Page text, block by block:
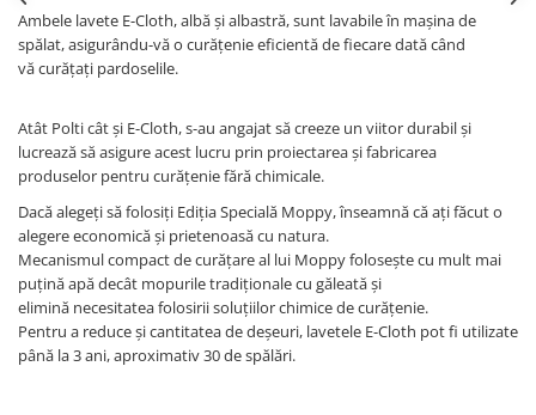
Ambele lavete E-Cloth, albă și albastră, sunt lavabile în mașina de
spălat, asigurându-vă o curățenie eficientă de fiecare dată când
vă curățați pardoselile.
Atât Polti cât și E-Cloth, s-au angajat să creeze un viitor durabil și
lucrează să asigure acest lucru prin proiectarea și fabricarea
produselor pentru curățenie fără chimicale.
Dacă alegeți să folosiți Ediția Specială Moppy, înseamnă că ați făcut o
alegere economică și prietenoasă cu natura.
Mecanismul compact de curățare al lui Moppy folosește cu mult mai
puțină apă decât mopurile tradiționale cu găleată și
elimină necesitatea folosirii soluțiilor chimice de curățenie.
Pentru a reduce și cantitatea de deșeuri, lavetele E-Cloth pot fi utilizate
până la 3 ani, aproximativ 30 de spălări.